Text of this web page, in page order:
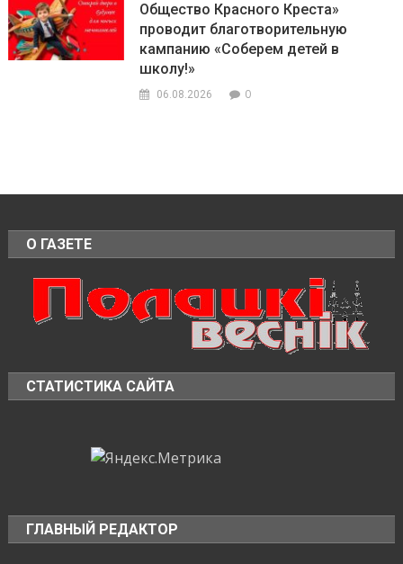
Общество Красного Креста»
проводит благотворительную
кампанию «Соберем детей в
школу!»
06.08.2026 0
О ГАЗЕТЕ
СТАТИСТИКА САЙТА
ГЛАВНЫЙ РЕДАКТОР